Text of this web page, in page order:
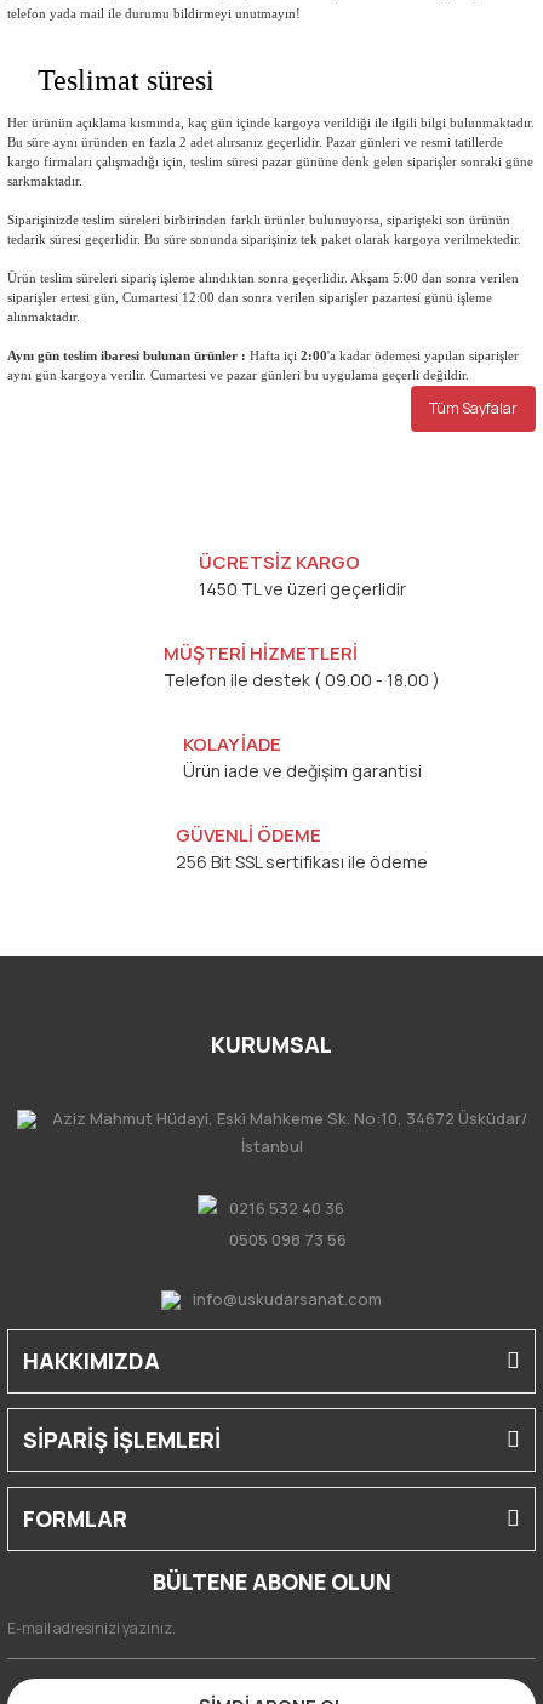
telefon yada mail ile durumu bildirmeyi unutmayın!
Teslimat süresi
Her ürünün açıklama kısmında, kaç gün içinde kargoya verildiği ile ilgili bilgi bulunmaktadır.
Bu süre aynı üründen en fazla 2 adet alırsanız geçerlidir. Pazar günleri ve resmi tatillerde
kargo firmaları çalışmadığı için, teslim süresi pazar gününe denk gelen siparişler sonraki güne
sarkmaktadır.
Siparişinizde teslim süreleri birbirinden farklı ürünler bulunuyorsa, siparişteki son ürünün
tedarik süresi geçerlidir. Bu süre sonunda siparişiniz tek paket olarak kargoya verilmektedir.
Ürün teslim süreleri sipariş işleme alındıktan sonra geçerlidir. Akşam 5:00 dan sonra verilen
siparişler ertesi gün, Cumartesi 12:00 dan sonra verilen siparişler pazartesi günü işleme
alınmaktadır.
Aynı gün teslim ibaresi bulunan ürünler : Hafta içi 2:00'a kadar ödemesi yapılan siparişler
aynı gün kargoya verilir. Cumartesi ve pazar günleri bu uygulama geçerli değildir.
Tüm Sayfalar
ÜCRETSİZ KARGO
1450 TL ve üzeri geçerlidir
MÜŞTERİ HİZMETLERİ
Telefon ile destek ( 09.00 - 18.00 )
KOLAY İADE
Ürün iade ve değişim garantisi
GÜVENLİ ÖDEME
256 Bit SSL sertifikası ile ödeme
KURUMSAL
Aziz Mahmut Hüdayi, Eski Mahkeme Sk. No:10, 34672 Üsküdar/
İstanbul
0216 532 40 36
0505 098 73 56
info@uskudarsanat.com
HAKKIMIZDA
SİPARİŞ İŞLEMLERİ
FORMLAR
BÜLTENE ABONE OLUN